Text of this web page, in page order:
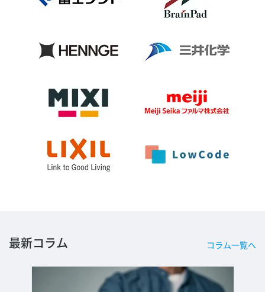
最新コラム コラム一覧へ